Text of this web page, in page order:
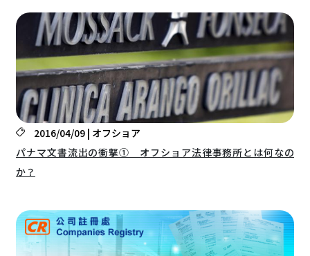
2016/04/09 | オフショア
パナマ文書流出の衝撃① オフショア法律事務所とは何なの
か？